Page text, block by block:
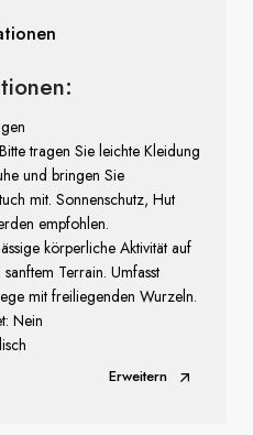
tragen Sie leichte Kleidung
und bringen Sie
mit. Sonnenschutz, Hut
empfohlen.
körperliche Aktivität auf
Terrain. Umfasst
mit freiliegenden Wurzeln.
Nein
Erweitern